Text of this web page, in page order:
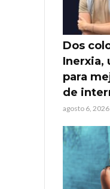
Dos
Inerxia,
para
de
agosto 6, 2026